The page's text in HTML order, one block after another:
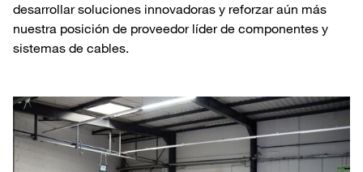
desarrollar soluciones innovadoras y reforzar aún más
nuestra posición de proveedor líder de componentes y
sistemas de cables.